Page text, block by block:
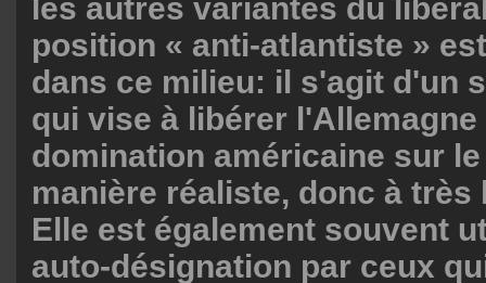
les autres variantes du
position « anti-atlantiste »
dans ce milieu: il s'agit d'un
qui vise à libérer l'Allemagne
domination américaine sur
manière réaliste, donc à très
Elle est également souvent
auto-désignation par ceux